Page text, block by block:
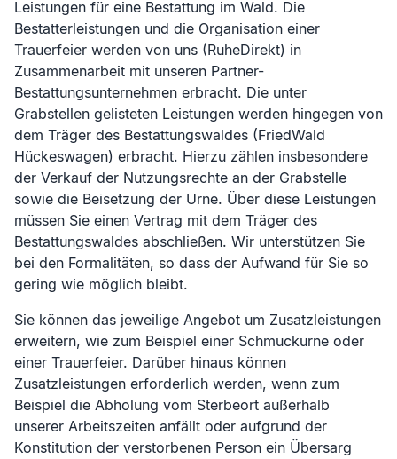
Leistungen für eine Bestattung im Wald. Die
Bestatterleistungen und die Organisation einer
Trauerfeier werden von uns (RuheDirekt) in
Zusammenarbeit mit unseren Partner-
Bestattungsunternehmen erbracht. Die unter
Grabstellen gelisteten Leistungen werden hingegen von
dem Träger des Bestattungswaldes (FriedWald
Hückeswagen) erbracht. Hierzu zählen insbesondere
der Verkauf der Nutzungsrechte an der Grabstelle
sowie die Beisetzung der Urne. Über diese Leistungen
müssen Sie einen Vertrag mit dem Träger des
Bestattungswaldes abschließen. Wir unterstützen Sie
bei den Formalitäten, so dass der Aufwand für Sie so
gering wie möglich bleibt.
Sie können das jeweilige Angebot um Zusatzleistungen
erweitern, wie zum Beispiel einer Schmuckurne oder
einer Trauerfeier. Darüber hinaus können
Zusatzleistungen erforderlich werden, wenn zum
Beispiel die Abholung vom Sterbeort außerhalb
unserer Arbeitszeiten anfällt oder aufgrund der
Konstitution der verstorbenen Person ein Übersarg